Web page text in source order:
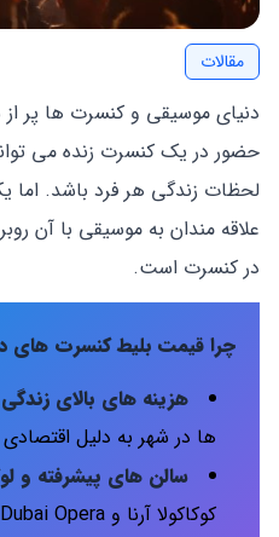
مقالات
دنیای موسیقی و کنسرت ‌ها پر
حضور در یک کنسرت زنده می
لحظات زندگی هر فرد باشد. اما
علاقه‌ مندان به موسیقی با آن
در کنسرت است.
چرا قیمت بلیط کنسرت های
هزینه ‌های بالای
ها در شهر به دلیل
سالن‌ های پیشرفته و
کوکاکولا آرنا و Dubai Opera.